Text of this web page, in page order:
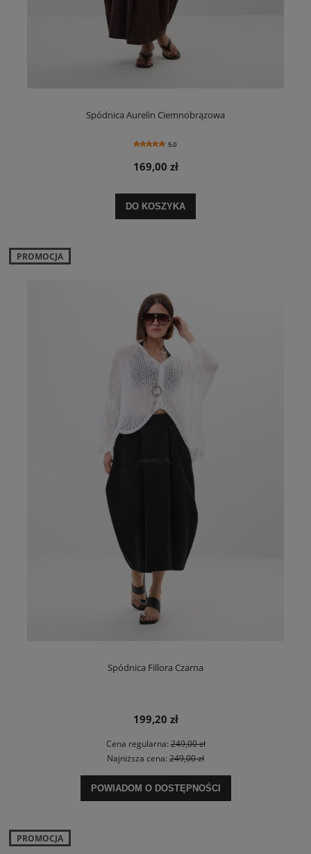
Spódnica Aurelin Ciemnobrązowa
5.0
169,00 zł
DO KOSZYKA
Spódnica Fillora Czarna
199,20 zł
Cena regularna:249,00 zł
Najniższa cena: 249,00 zł
POWIADOM O DOSTĘPNOŚCI
PROMOCJA
PROMOCJA